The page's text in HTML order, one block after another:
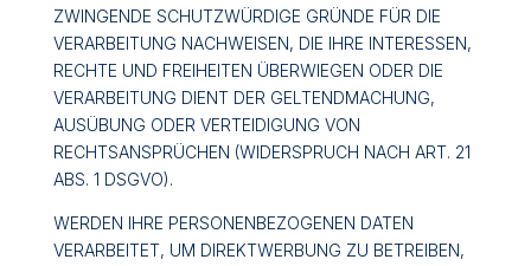
ZWINGENDE SCHUTZWÜRDIGE GRÜNDE FÜR DIE
VERARBEITUNG NACHWEISEN, DIE IHRE INTERESSEN,
RECHTE UND FREIHEITEN ÜBERWIEGEN ODER DIE
VERARBEITUNG DIENT DER GELTENDMACHUNG,
AUSÜBUNG ODER VERTEIDIGUNG VON
RECHTSANSPRÜCHEN (WIDERSPRUCH NACH ART. 21
ABS. 1 DSGVO).
WERDEN IHRE PERSONENBEZOGENEN DATEN
VERARBEITET, UM DIREKTWERBUNG ZU BETREIBEN,